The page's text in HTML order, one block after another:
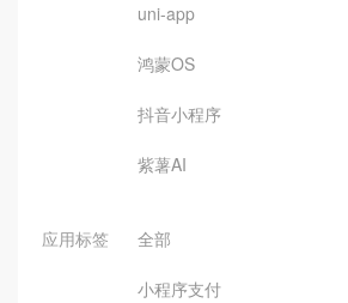
uni-app
鸿蒙OS
抖音小程序
紫薯AI
应用标签 全部
小程序支付